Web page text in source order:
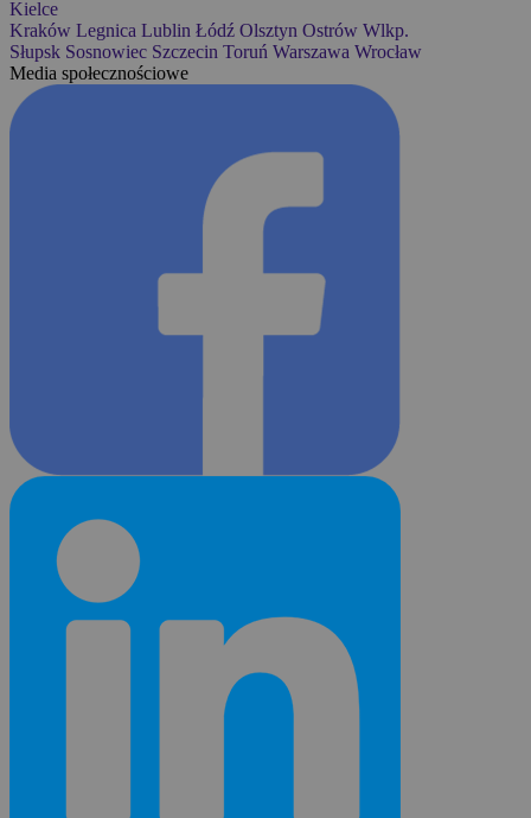
Kielce
Kraków Legnica Lublin Łódź Olsztyn Ostrów Wlkp.
Słupsk Sosnowiec Szczecin Toruń Warszawa Wrocław
Media społecznościowe